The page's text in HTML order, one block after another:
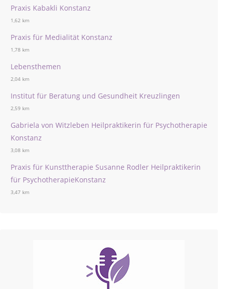
Praxis Kabakli Konstanz
1,62 km
Praxis für Medialität Konstanz
1,78 km
Lebensthemen
2,04 km
Institut für Beratung und Gesundheit Kreuzlingen
2,59 km
Gabriela von Witzleben Heilpraktikerin für Psychotherapie
Konstanz
3,08 km
Praxis für Kunsttherapie Susanne Rodler Heilpraktikerin
für PsychotherapieKonstanz
3,47 km